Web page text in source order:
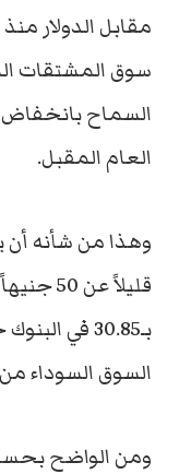
سوق المشتقات
العام المقبل.
وهذا من شأنه أن
قليلاً
بـ30.85 في
السوق السوداء
ومن الواضح